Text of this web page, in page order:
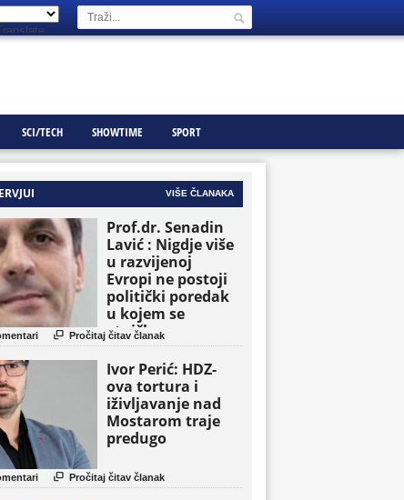
SCI/TECH SHOWTIME SPORT
VIŠE ČLANAKA
Prof.dr. Senadin
Lavić : Nigdje više
u razvijenoj
Evropi ne postoji
politički poredak
u kojem se
etničke grupe
pojavljuju kao
osnovne političke
jedinice
 Pročitaj čitav članak
Ivor Perić: HDZ-
ova tortura i
iživljavanje nad
Mostarom traje
predugo
 Pročitaj čitav članak